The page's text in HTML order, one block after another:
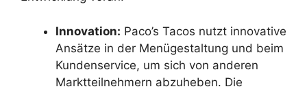
Innovation: Paco’s Tacos nutzt innovative
Ansätze in der Menügestaltung und beim
Kundenservice, um sich von anderen
Marktteilnehmern abzuheben. Die